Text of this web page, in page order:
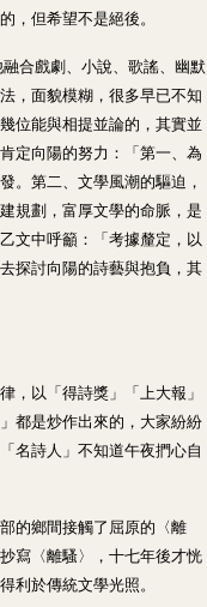
，但希望不是絕後。
合戲劇、小說、歌謠、幽默
，面貌模糊，很多早已不知
位能與相提並論的，其實並
定向陽的努力：「第一、為
。第二、文學風潮的驅迫，
規劃，富厚文學的命脈，是
文中呼籲：「考據釐定，以
探討向陽的詩藝與抱負，其
，以「得詩獎」「上大報」
都是炒作出來的，大家紛紛
名詩人」不知道午夜捫心自
的鄉間接觸了屈原的〈離
寫〈離騷〉，十七年後才恍
利於傳統文學光照。